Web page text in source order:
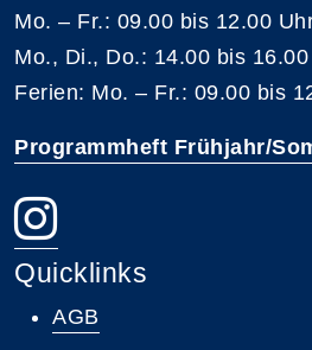
Mo. – Fr.: 09.00 bis 12.00
Mo., Di., Do.: 14.00 bis
Ferien: Mo. – Fr.: 09.00 bis
Programmheft Frühjahr/
Quicklinks
AGB